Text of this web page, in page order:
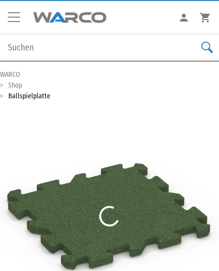
WARCO
Shop
Ballspielplatte